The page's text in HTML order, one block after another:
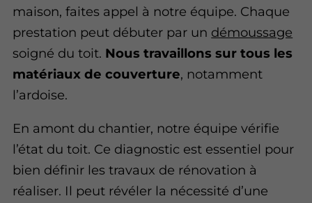
maison, faites appel à notre équipe. Chaque
prestation peut débuter par un démoussage
soigné du toit. Nous travaillons sur tous les
matériaux de couverture, notamment
l’ardoise.
En amont du chantier, notre équipe vérifie
l’état du toit. Ce diagnostic est essentiel pour
bien définir les travaux de rénovation à
réaliser. Il peut révéler la nécessité d’une